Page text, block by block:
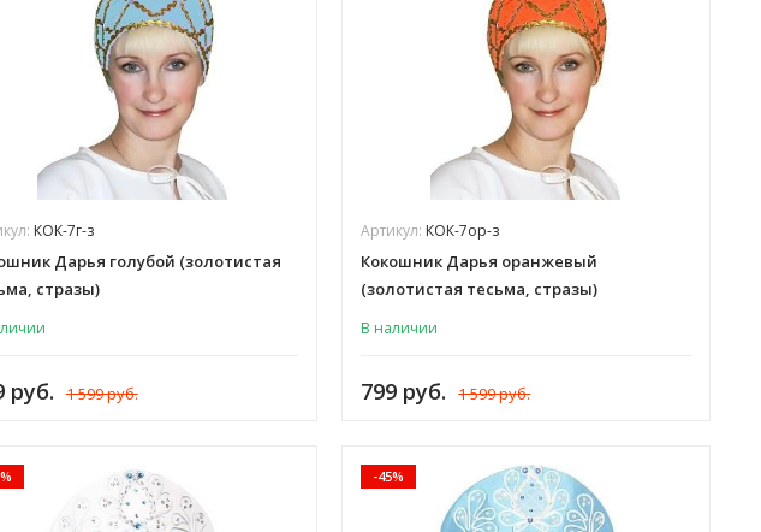
КОК-7г-з
Дарья голубой (золотистая
стразы)
руб. 1 599 руб.
Артикул: КОК-7ор-з
Кокошник Дарья оранжевый
(золотистая тесьма, стразы)
В наличии
799 руб. 1 599 руб.
-45%